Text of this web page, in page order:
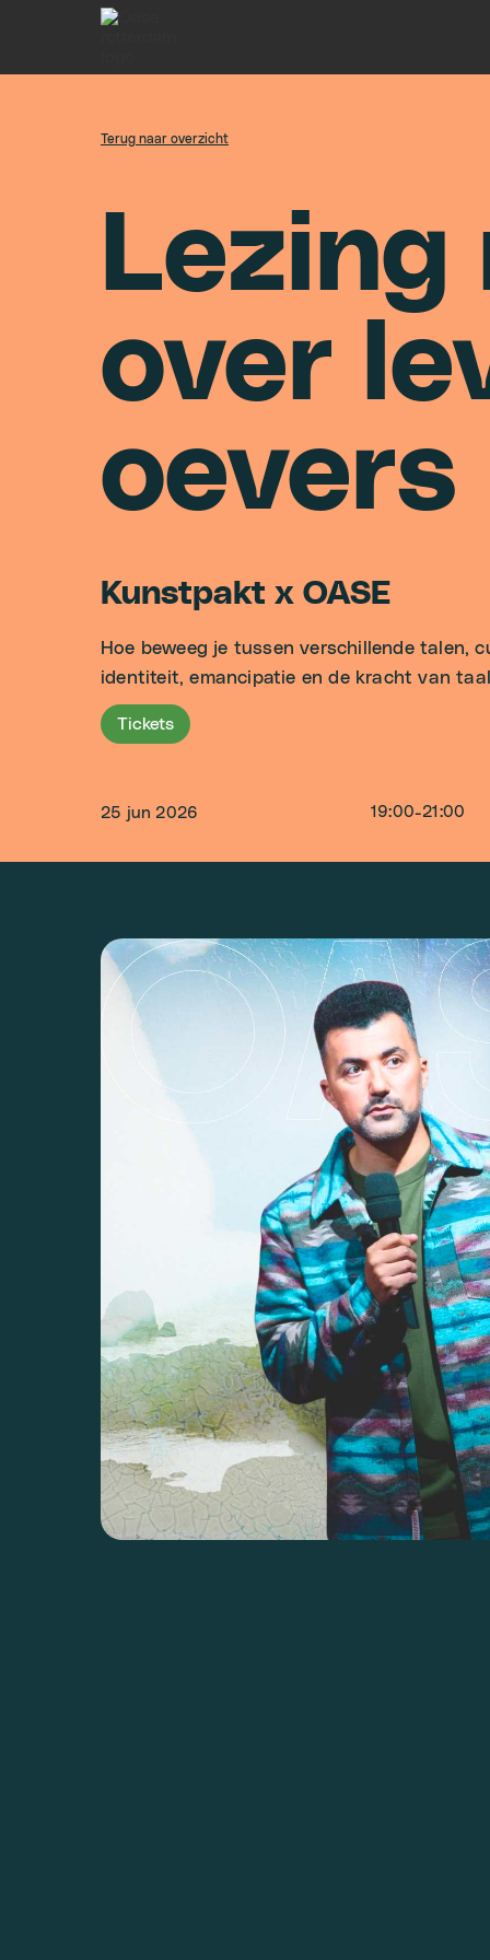
Terug naar overzicht
Lezing
over e
oevers
Kunstpakt x OASE
Hoe beweeg je tussen verschillende talen,
identiteit, emancipatie en de kracht van
Tickets
25 jun 2026 19:00-21:00